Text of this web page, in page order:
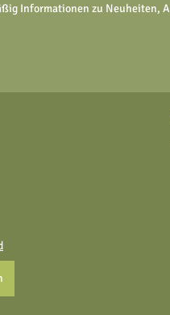
Informationen zu Neuheiten,